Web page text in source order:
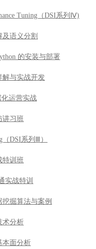
Tuning（DSI系列Ⅳ)
及语义分割
的安装与部署
解与实战开发
化运营实战
讲习班
（DSI系列Ⅲ）
特训班
实战特训
挖掘算法与案例
术分析
本面分析